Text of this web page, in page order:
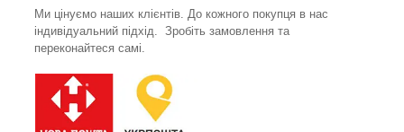
Ми цінуємо наших клієнтів. До кожного покупця в нас
індивідуальний підхід. Зробіть замовлення та
переконайтеся самі.